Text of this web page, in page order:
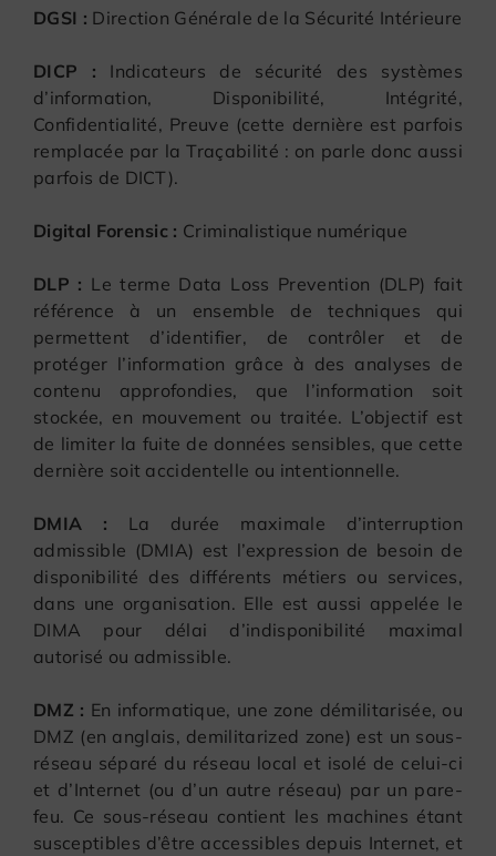
DGSI : Direction Générale de la Sécurité Intérieure
DICP : Indicateurs de sécurité des systèmes
d’information, Disponibilité, Intégrité,
Confidentialité, Preuve (cette dernière est parfois
remplacée par la Traçabilité : on parle donc aussi
parfois de DICT).
Digital Forensic : Criminalistique numérique
DLP : Le terme Data Loss Prevention (DLP) fait
référence à un ensemble de techniques qui
permettent d’identifier, de contrôler et de
protéger l’information grâce à des analyses de
contenu approfondies, que l’information soit
stockée, en mouvement ou traitée. L’objectif est
de limiter la fuite de données sensibles, que cette
dernière soit accidentelle ou intentionnelle.
DMIA : La durée maximale d’interruption
admissible (DMIA) est l’expression de besoin de
disponibilité des différents métiers ou services,
dans une organisation. Elle est aussi appelée le
DIMA pour délai d’indisponibilité maximal
autorisé ou admissible.
DMZ : En informatique, une zone démilitarisée, ou
DMZ (en anglais, demilitarized zone) est un sous-
réseau séparé du réseau local et isolé de celui-ci
et d’Internet (ou d’un autre réseau) par un pare-
feu. Ce sous-réseau contient les machines étant
susceptibles d’être accessibles depuis Internet, et